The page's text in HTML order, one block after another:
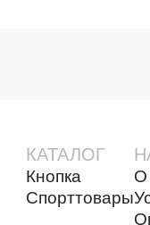
КАТАЛОГ
Кнопка
Спорттовары
О